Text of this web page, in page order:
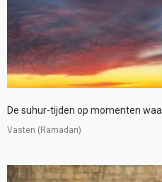
De suhur-tijden op momenten
Vasten (Ramadan)